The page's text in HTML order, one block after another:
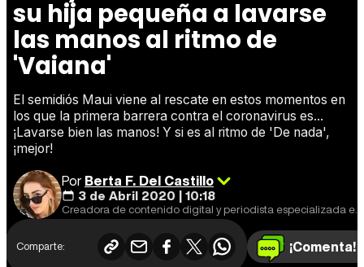
su hija pequeña a lavarse
las manos al ritmo de
'Vaiana'
El semidiós Maui viene al rescate en estos momentos en
los que la primera barrera contra el coronavirus es...
¡Lavarse bien las manos! Y si es al ritmo de 'De nada',
¡mejor!
PorBerta F. Del Castillo
3 de Abril 2020 | 10:18
Creadora de contenido digital y periodista especializada en cine y series. Fan de 'Star Wars'.
Comparte: ¡Comenta!